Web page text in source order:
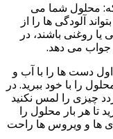
که: محلول شما می
تا بتواند آلودگی ها را از
روغنی باشند، در
جواب می دهد.
دست ها را با آب و
را با خود ببرید. در
چیزی را لمس نکنید
تا هر بار محلول را
ها و ویروس ها راحت